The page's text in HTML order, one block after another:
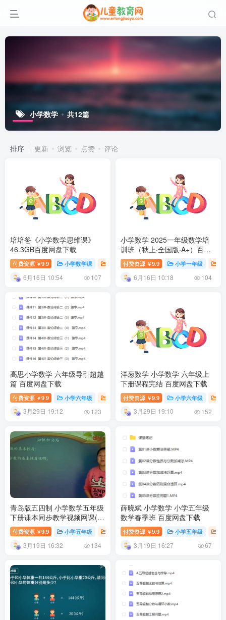
小学数学 共12篇
排序 更新 浏览 点赞 评论
培培爸《小学数学思维课》
46.3GB百度网盘下载
付费资源 ￥9.9 小学数学课 小学课堂 小学教育
6月16日 10:54 107
小学数学 2025一年级数学培
训班（秋上·全国版·A+）百度
网盘下载
付费资源 ￥9.9 小学一年级
6月16日 10:18 104
高思小学数学 六年级导引超越
篇 百度网盘下载
付费资源 ￥9.9 小学六年级 小学数学课 小学课堂 小学教育
3月29日 19:12 123
洋葱数学 小学数学 六年级上
下册课程完结 百度网盘下载
付费资源 ￥9.9 小学六年级
3月29日 19:10 152
青岛版五四制 小学数学五年级
下册课本同步教学视频网课(42
小讲 完整版) 百度网盘下载
付费资源 ￥9.9 小学五年级 小学数学课 小学课堂 小学教育
3月19日 16:32 134
薛晓斌 小学数学 小学五年级
数学春季班 百度网盘下载
付费资源 ￥9.9 小学五年级
3月19日 16:27 67